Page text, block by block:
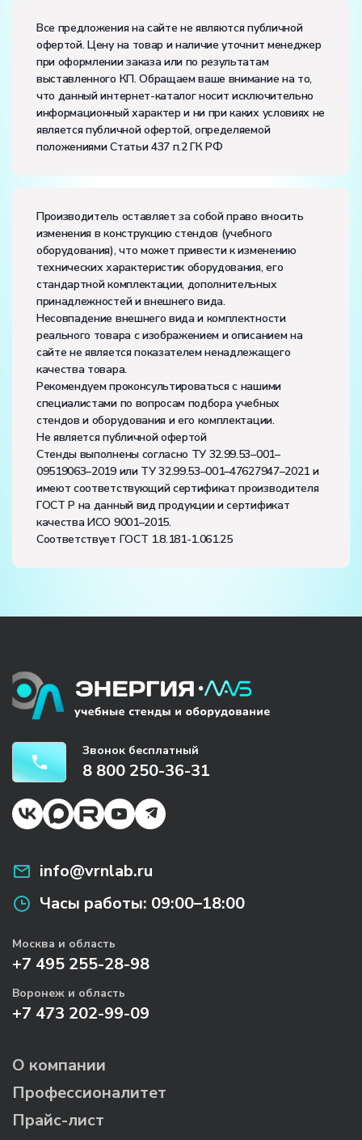
Размеры (Д x Ш x В):
Потребляемая мощность, В·А:600
Электропитание:
напряжение, В:220
частота, Гц:50
Класс защиты от поражения электрическим током:
Диапазон рабочих температур, ˚С:+10…+35
Влажность, %:до 80
Все предложения на сайте не являются публичной
офертой. Цену на товар и наличие уточнит менеджер
при оформлении заказа или по результатам
выставленного КП. Обращаем ваше внимание на то,
что данный интернет-каталог носит исключительно
информационный характер и ни при каких условиях не
является публичной офертой, определяемой
положениями Статьи 437 п.2 ГК РФ
Производитель оставляет за собой право вносить
изменения в конструкцию стендов (учебного
оборудования), что может привести к изменению
технических характеристик оборудования, его
стандартной комплектации, дополнительных
принадлежностей и внешнего вида.
Несовпадение внешнего вида и комплектности
реального товара с изображением и описанием на
сайте не является показателем ненадлежащего
качества товара.
Рекомендуем проконсультироваться с нашими
специалистами по вопросам подбора учебных
стендов и оборудования и его комплектации.
Не является публичной офертой
Стенды выполнены согласно ТУ 32.99.53–001–
09519063–2019 или ТУ 32.99.53–001–47627947–2021 и
имеют соответствующий сертификат производителя
ГОСТ Р на данный вид продукции и сертификат
качества ИСО 9001–2015.
Соответствует ГОСТ 1.8.181-1.061.25
Звонок бесплатный
8 800 250-36-31
info@vrnlab.ru
Часы работы: 09:00–18:00
Москва и область
+7 495 255-28-98
Воронеж и область
+7 473 202-99-09
О компании
Профессионалитет
Прайс-лист